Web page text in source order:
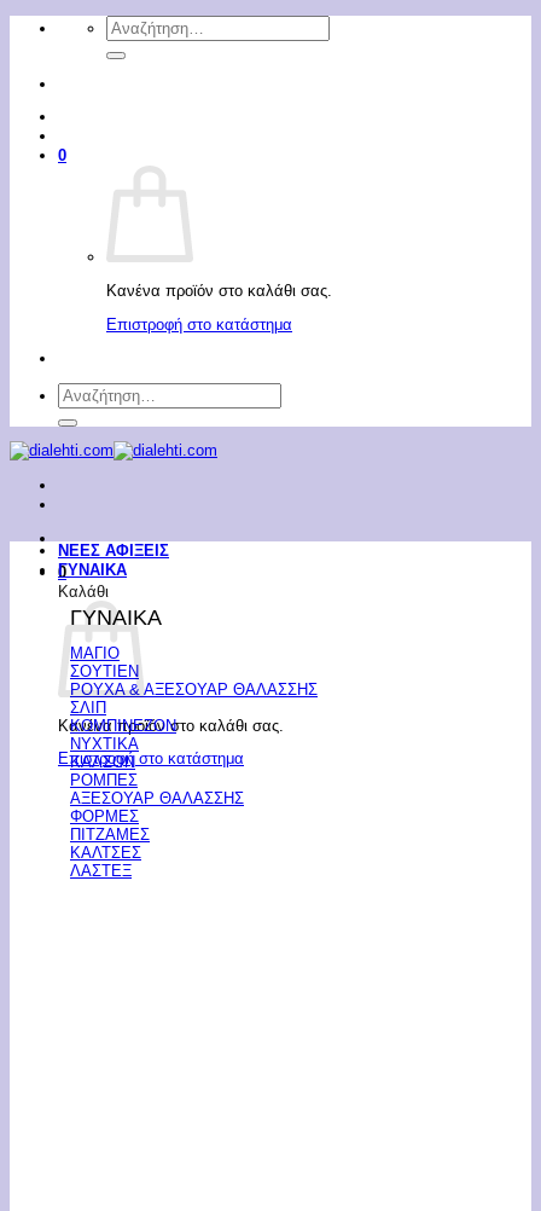
Μετάβαση
Αναζήτηση
για:
0
Κανένα προϊόν στο καλάθι σας.
Επιστροφή στο κατάστημα
Αναζήτηση
για:
0
Καλάθι
Κανένα προϊόν στο καλάθι σας.
Επιστροφή στο κατάστημα
ΝΕΕΣ ΑΦΙΞΕΙΣ
ΓΥΝΑΙΚΑ
ΓΥΝΑΙΚΑ
ΜΑΓΙΟ
ΣΟΥΤΙΕΝ
ΡΟΥΧΑ & ΑΞΕΣΟΥΑΡ ΘΑΛΑΣΣΗΣ
ΣΛΙΠ
ΚΟΜΠΙΝΕΖΟΝ
ΝΥΧΤΙΚΑ
ΚΑΛΣΟΝ
ΡΟΜΠΕΣ
ΑΞΕΣΟΥΑΡ ΘΑΛΑΣΣΗΣ
ΦΟΡΜΕΣ
ΠΙΤΖΑΜΕΣ
ΚΑΛΤΣΕΣ
ΛΑΣΤΕΞ